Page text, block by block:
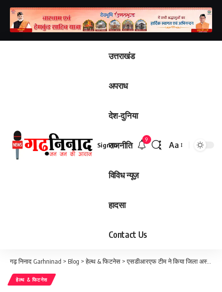
उत्तराखंड
अपराध
देश-दुनिया
राजनीति
विविध न्यूज़
हादसा
Contact Us
Sign In
9
Aa
गढ़ निनाद Garhninad > Blog >हेल्थ & फिटनेस >एसडीआरएफ टीम ने किया जिला अस्पताल के आइसोलेशन वार्ड का निरीक्षण
हेल्थ & फिटनेस